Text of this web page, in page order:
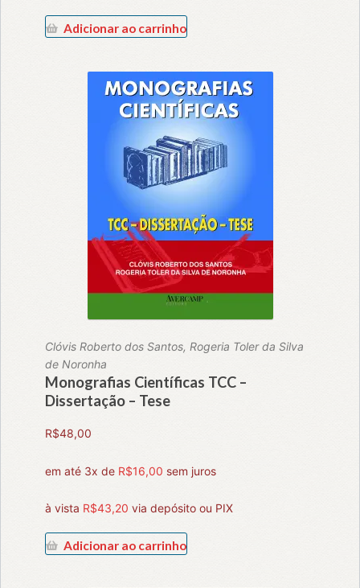
Adicionar ao carrinho
Clóvis Roberto dos Santos, Rogeria Toler da Silva
de Noronha
Monografias Científicas TCC –
Dissertação – Tese
R$48,00
em até 3x de R$16,00 sem juros
à vista R$43,20 via depósito ou PIX
Adicionar ao carrinho